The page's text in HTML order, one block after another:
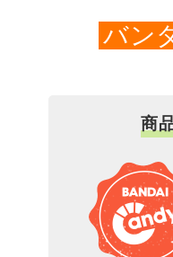
バン
商